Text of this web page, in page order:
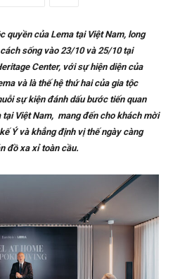
quyền của Lema tại Việt Nam, long
sống vào 23/10 và 25/10 tại
Center, với sự hiện diện của
và là thế hệ thứ hai của gia tộc
sự kiện đánh dấu bước tiến quan
Việt Nam, mang đến cho khách mời
Ý và khẳng định vị thế ngày càng
đồ xa xỉ toàn cầu.